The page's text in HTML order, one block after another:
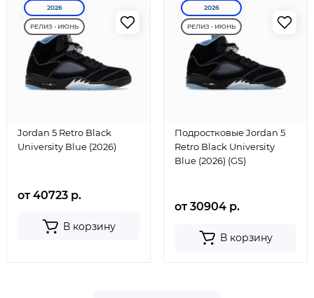
2026
РЕЛИЗ - ИЮНЬ
Jordan 5 Retro Black
University Blue (2026)
от 40723 р.
В корзину
2026
РЕЛИЗ - ИЮНЬ
Подростковые Jordan 5
Retro Black University
Blue (2026) (GS)
от 30904 р.
В корзину